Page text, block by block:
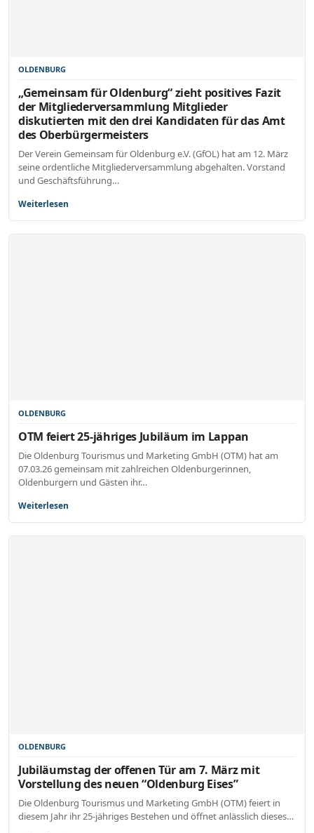
OLDENBURG
„Gemeinsam für Oldenburg“ zieht positives Fazit
der Mitgliederversammlung Mitglieder
diskutierten mit den drei Kandidaten für das Amt
des Oberbürgermeisters
Der Verein Gemeinsam für Oldenburg e.V. (GfOL) hat am 12. März
seine ordentliche Mitgliederversammlung abgehalten. Vorstand
und Geschäftsführung…
Weiterlesen
OLDENBURG
OTM feiert 25-jähriges Jubiläum im Lappan
Die Oldenburg Tourismus und Marketing GmbH (OTM) hat am
07.03.26 gemeinsam mit zahlreichen Oldenburgerinnen,
Oldenburgern und Gästen ihr…
Weiterlesen
OLDENBURG
Jubiläumstag der offenen Tür am 7. März mit
Vorstellung des neuen “Oldenburg Eises”
Die Oldenburg Tourismus und Marketing GmbH (OTM) feiert in
diesem Jahr ihr 25-jähriges Bestehen und öffnet anlässlich dieses…